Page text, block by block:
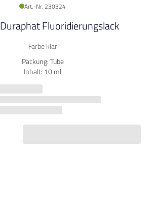
Art.-Nr. 230324
Duraphat Fluoridierungslack
Farbe klar
Packung: Tube
Inhalt: 10 ml